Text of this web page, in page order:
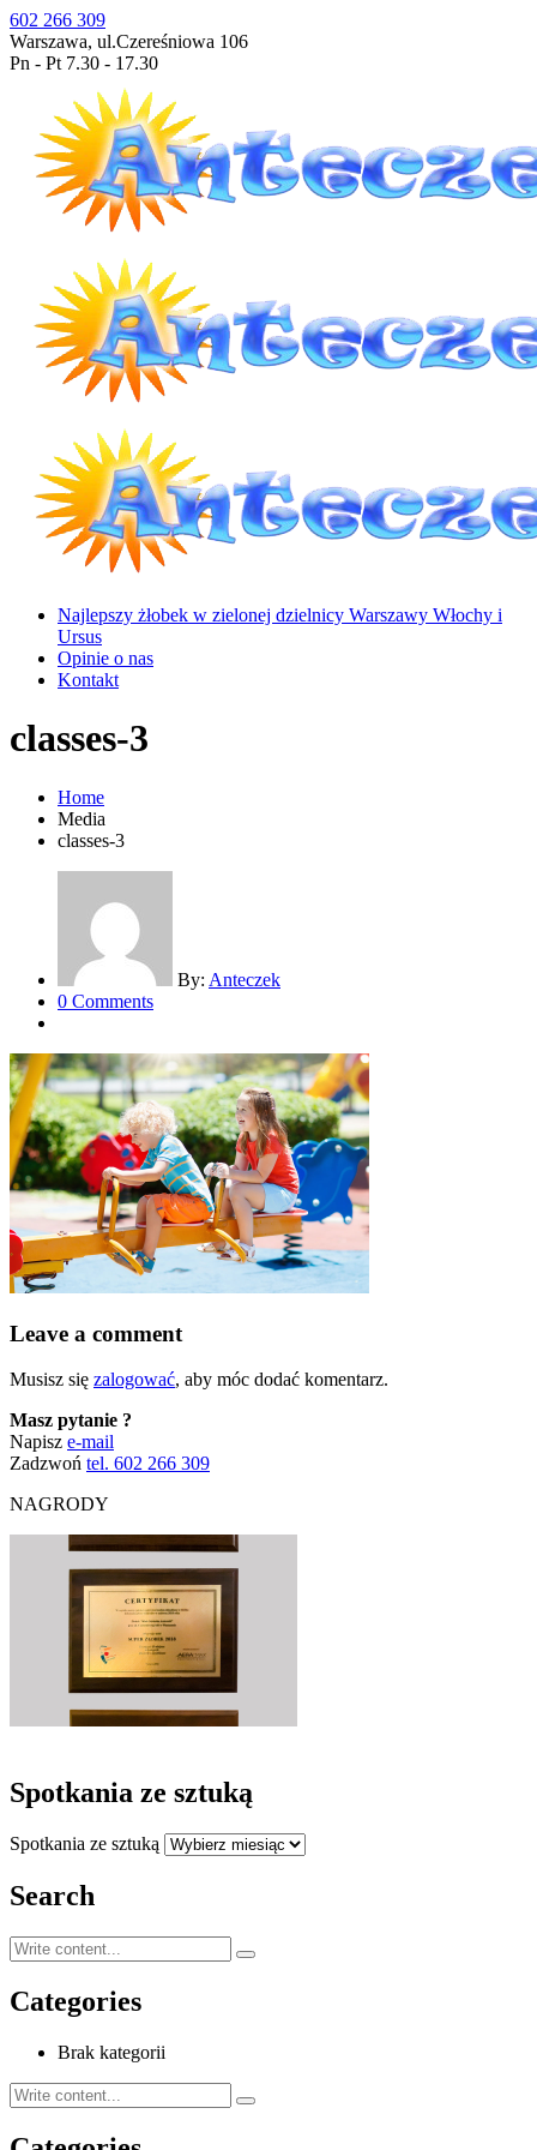
602 266 309
Warszawa, ul.Czereśniowa 106
Pn - Pt 7.30 - 17.30
Najlepszy żłobek w zielonej dzielnicy Warszawy Włochy i
Ursus
Opinie o nas
Kontakt
classes-3
Home
Media
classes-3
By: Anteczek
0 Comments
Leave a comment
Musisz się zalogować, aby móc dodać komentarz.
Masz pytanie ?
Napisz e-mail
Zadzwoń tel. 602 266 309
NAGRODY
Spotkania ze sztuką
Spotkania ze sztuką
Search
Categories
Brak kategorii